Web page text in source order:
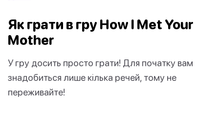
Як грати в гру How I Met Your
Mother
У гру досить просто грати! Для початку вам
знадобиться лише кілька речей, тому не
переживайте!